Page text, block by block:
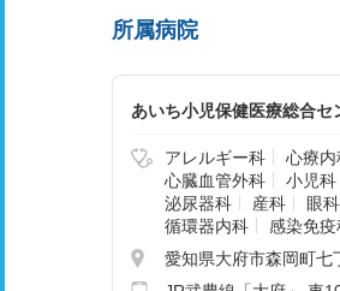
所属病院
あいち小児保健医療総合セ
アレルギー科 心療内
心臓血管外科
小児科
泌尿器科
産科 眼科
循環器内科
感染免疫
愛知県大府市森岡町七